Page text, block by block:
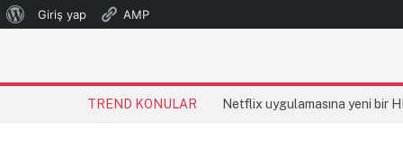
WordPress
Giriş yap AMP
TREND KONULAR Netflix uygulamasına yeni bir